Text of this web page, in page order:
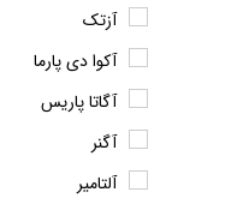
آزتک
آکوا دی پارما
آگاتا پاریس
آگنر
آلتامیر